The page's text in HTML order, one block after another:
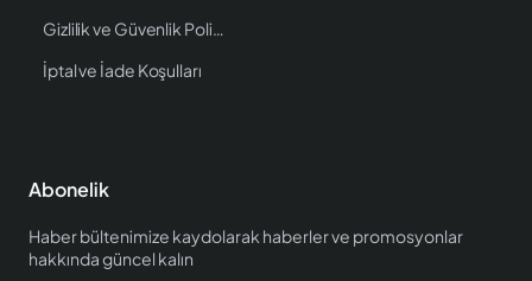
Gizlilik ve Güvenlik Politikası
İptal ve İade Koşulları
Abonelik
Haber bültenimize kaydolarak haberler ve promosyonlar
hakkında güncel kalın